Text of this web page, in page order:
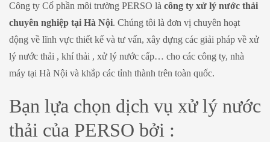
Công ty Cổ phần môi trường PERSO là công ty xử lý nước thải
chuyên nghiệp tại Hà Nội. Chúng tôi là đơn vị chuyên hoạt
động về lĩnh vực thiết kế và tư vấn, xây dựng các giải pháp về xử
lý nước thải , khí thải , xử lý nước cấp… cho các công ty, nhà
máy tại Hà Nội và khắp các tỉnh thành trên toàn quốc.
Bạn lựa chọn dịch vụ xử lý nước
thải của PERSO bởi :